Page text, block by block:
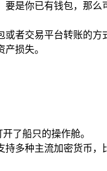
是你已有钱包，那么
者交易平台转账的
损失。
了船只的操作舱。
多种主流加密货币